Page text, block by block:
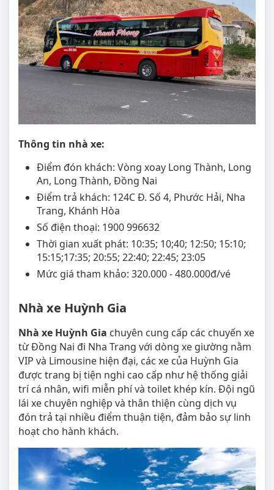
Thông tin nhà xe:
Điểm đón khách: Vòng xoay Long Thành, Long
An, Long Thành, Đồng Nai
Điểm trả khách: 124C Đ. Số 4, Phước Hải, Nha
Trang, Khánh Hòa
Số điện thoại: 1900 996632
Thời gian xuất phát: 10:35; 10;40; 12:50; 15:10;
15:15;17:35; 20:55; 22:40; 22:45; 23:05
Mức giá tham khảo: 320.000 - 480.000đ/vé
Nhà xe Huỳnh Gia
Nhà xe Huỳnh Gia chuyên cung cấp các chuyến xe
từ Đồng Nai đi Nha Trang với dòng xe giường nằm
VIP và Limousine hiện đại, các xe của Huỳnh Gia
được trang bị tiện nghi cao cấp như hệ thống giải
trí cá nhân, wifi miễn phí và toilet khép kín. Đội ngũ
lái xe chuyên nghiệp và thân thiện cùng dịch vụ
đón trả tại nhiều điểm thuận tiện, đảm bảo sự linh
hoạt cho hành khách.